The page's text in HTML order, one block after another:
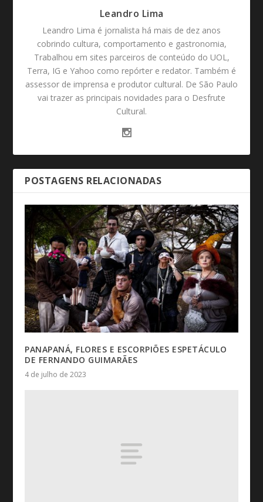
Leandro Lima
Leandro Lima é jornalista há mais de dez anos
cobrindo cultura, comportamento e gastronomia,
Trabalhou em sites parceiros de conteúdo do UOL,
Terra, IG e Yahoo como repórter e redator. Também é
assessor de imprensa e produtor cultural. De São Paulo
vai trazer as principais novidades para o Desfrute
Cultural.
POSTAGENS RELACIONADAS
PANAPANÁ, FLORES E ESCORPIÕES ESPETÁCULO
DE FERNANDO GUIMARÃES
4 de julho de 2023